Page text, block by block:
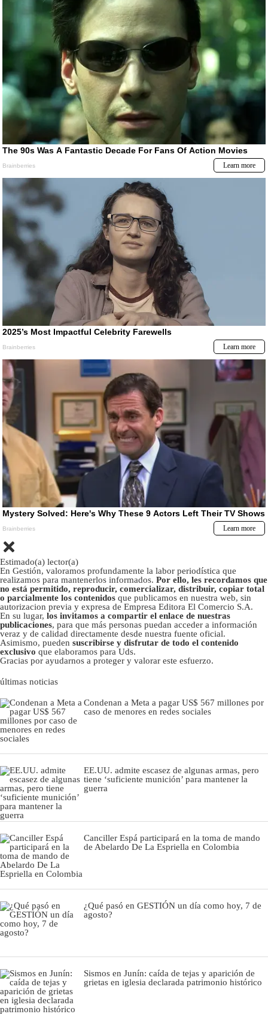
Estimado(a) lector(a)
En Gestión, valoramos profundamente la labor periodística que
realizamos para mantenerlos informados. Por ello, les recordamos que
no está permitido, reproducir, comercializar, distribuir, copiar total
o parcialmente los contenidos que publicamos en nuestra web, sin
autorizacion previa y expresa de Empresa Editora El Comercio S.A.
En su lugar, los invitamos a compartir el enlace de nuestras
publicaciones, para que más personas puedan acceder a información
veraz y de calidad directamente desde nuestra fuente oficial.
Asimismo, pueden suscribirse y disfrutar de todo el contenido
exclusivo que elaboramos para Uds.
Gracias por ayudarnos a proteger y valorar este esfuerzo.
últimas noticias
Condenan a Meta a pagar US$ 567 millones por
caso de menores en redes sociales
EE.UU. admite escasez de algunas armas, pero
tiene ‘suficiente munición’ para mantener la
guerra
Canciller Espá participará en la toma de mando
de Abelardo De La Espriella en Colombia
¿Qué pasó en GESTIÓN un día como hoy, 7 de
agosto?
Sismos en Junín: caída de tejas y aparición de
grietas en iglesia declarada patrimonio histórico